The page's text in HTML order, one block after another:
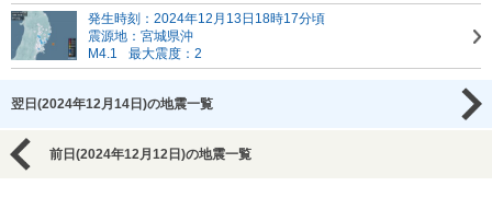
発生時刻：2024年12月13日18時17分頃
震源地：宮城県沖
M4.1
最大震度：2
翌日(2024年12月14日)の地震一覧
前日(2024年12月12日)の地震一覧